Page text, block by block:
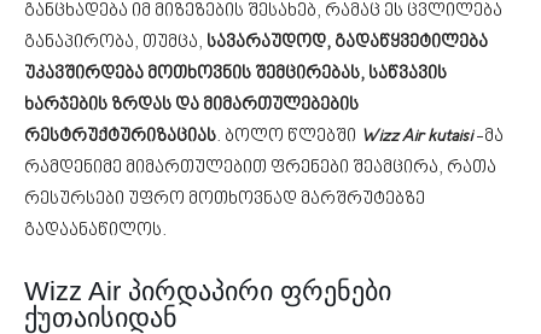
განცხადება იმ მიზეზების შესახებ, რამაც ეს ცვლილება
განაპირობა, თუმცა, სავარაუდოდ, გადაწყვეტილება
უკავშირდება მოთხოვნის შემცირებას, საწვავის
ხარჯების ზრდას და მიმართულებების
რესტრუქტურიზაციას. ბოლო წლებში Wizz Air kutaisi-მა
რამდენიმე მიმართულებით ფრენები შეამცირა, რათა
რესურსები უფრო მოთხოვნად მარშრუტებზე
გადაანაწილოს.
Wizz Air პირდაპირი ფრენები
ქუთაისიდან